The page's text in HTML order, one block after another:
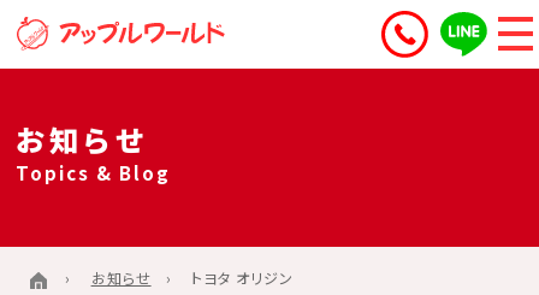
お知らせ
Topics & Blog
お知らせ トヨタ オリジン